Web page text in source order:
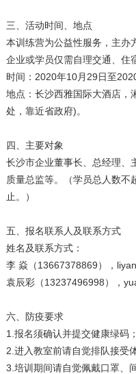
三、活动时间、地点
本训练营为公益性服务，主办
企业或学员仅需自理交通、住
时间：2020年10月29日至
地点：长沙西雅国际大酒店，
处，靠近省政府)。
四、主要对象
长沙市企业董事长、总经理、
质量总监等。（学员总人数
止。）
五、报名联系人及联系方式
姓名及联系方式：
李 焱（13667378869），
袁辰彩（13237496998），
六、防疫要求
1.报名须确认并提交健康绿码；
2.进入教室前请自觉排队接受
3.培训期间请自觉佩戴口罩、